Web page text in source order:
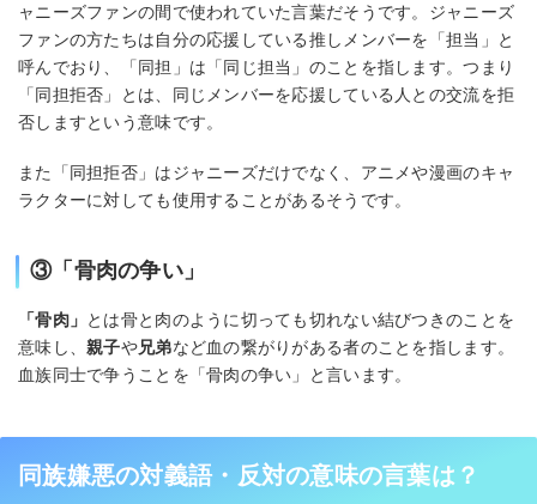
ャニーズファンの間で使われていた言葉だそうです。ジャニーズ
ファンの方たちは自分の応援している推しメンバーを「担当」と
呼んでおり、「同担」は「同じ担当」のことを指します。つまり
「同担拒否」とは、同じメンバーを応援している人との交流を拒
否しますという意味です。
また「同担拒否」はジャニーズだけでなく、アニメや漫画のキャ
ラクターに対しても使用することがあるそうです。
③「骨肉の争い」
「骨肉」 とは骨と肉のように切っても切れない結びつきのことを
意味し、親子や兄弟など血の繋がりがある者のことを指します。
血族同士で争うことを「骨肉の争い」と言います。
同族嫌悪の対義語・反対の意味の言葉は？